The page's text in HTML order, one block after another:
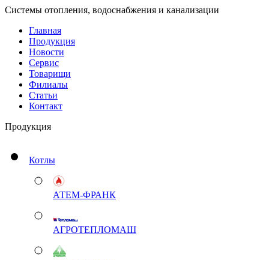
Системы отопления, водоснабжения и канализации
Главная
Продукция
Новости
Сервис
Товарищи
Филиалы
Статьи
Контакт
Продукция
Котлы
АТЕМ-ФРАНК
АГРОТЕПЛОМАШ